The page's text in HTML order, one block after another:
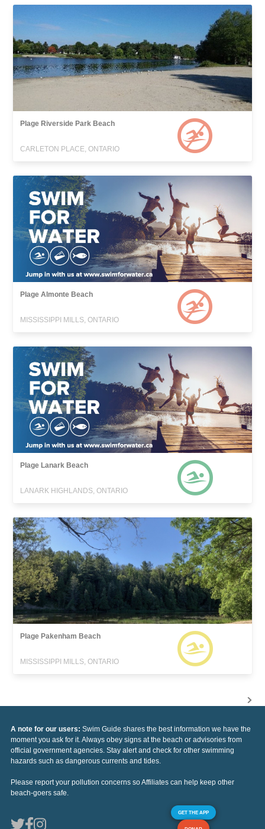
Plage Riverside Park Beach
CARLETON PLACE, ONTARIO
Plage Almonte Beach
MISSISSIPPI MILLS, ONTARIO
Plage Lanark Beach
LANARK HIGHLANDS, ONTARIO
Plage Pakenham Beach
MISSISSIPPI MILLS, ONTARIO
A note for our users: Swim Guide shares the best information we have the
moment you ask for it. Always obey signs at the beach or advisories from
official government agencies. Stay alert and check for other swimming
hazards such as dangerous currents and tides.
Please report your pollution concerns so Affiliates can help keep other
beach-goers safe.
GET THE APP